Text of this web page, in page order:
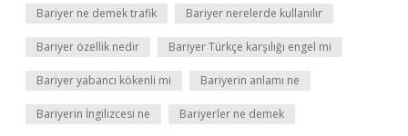
Bariyer ne demek trafik Bariyer nerelerde kullanılır
Bariyer özellik nedir Bariyer Türkçe karşılığı engel mi
Bariyer yabancı kökenli mi Bariyerin anlamı ne
Bariyerin İngilizcesi ne Bariyerler ne demek